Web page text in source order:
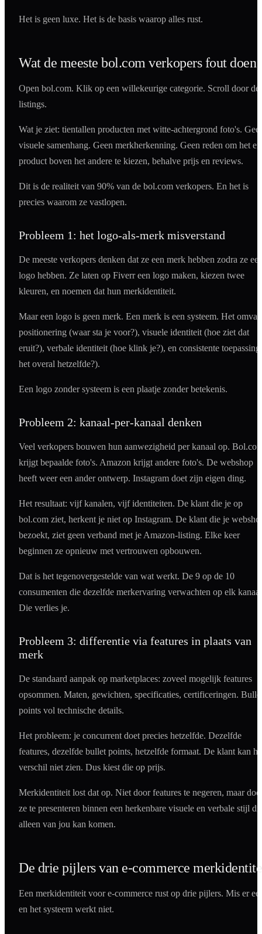
Het is geen luxe. Het is de basis waarop alles rust.
Wat de meeste bol.com verkopers fout doen
Open bol.com. Klik op een willekeurige categorie. Scroll door de
listings.
Wat je ziet: tientallen producten met witte-achtergrond foto's.
visuele samenhang. Geen merkherkenning. Geen reden om het
product boven het andere te kiezen, behalve prijs en reviews.
Dit is de realiteit van 90% van de bol.com verkopers. En het is
precies waarom ze vastlopen.
Probleem 1: het logo-als-merk misverstand
De meeste verkopers denken dat ze een merk hebben zodra ze
logo hebben. Ze laten op Fiverr een logo maken, kiezen twee
kleuren, en noemen dat hun merkidentiteit.
Maar een logo is geen merk. Een merk is een systeem. Het omvat
positionering (waar sta je voor?), visuele identiteit (hoe ziet dat
eruit?), verbale identiteit (hoe klink je?), en consistente
het overal hetzelfde?).
Een logo zonder systeem is een plaatje zonder betekenis.
Probleem 2: kanaal-per-kanaal denken
Veel verkopers bouwen hun aanwezigheid per kanaal op.
krijgt bepaalde foto's. Amazon krijgt andere foto's. De webshop
heeft weer een ander ontwerp. Instagram doet zijn eigen ding.
Het resultaat: vijf kanalen, vijf identiteiten. De klant die je op
bol.com ziet, herkent je niet op Instagram. De klant die je
bezoekt, ziet geen verband met je Amazon-listing. Elke keer
beginnen ze opnieuw met vertrouwen opbouwen.
Dat is het tegenovergestelde van wat werkt. De 9 op de 10
consumenten die dezelfde merkervaring verwachten op elk
Die verlies je.
Probleem 3: differentie via features in plaats van
merk
De standaard aanpak op marketplaces: zoveel mogelijk features
opsommen. Maten, gewichten, specificaties, certificeringen.
points vol technische details.
Het probleem: je concurrent doet precies hetzelfde. Dezelfde
features, dezelfde bullet points, hetzelfde formaat. De klant kan
verschil niet zien. Dus kiest die op prijs.
Merkidentiteit lost dat op. Niet door features te negeren, maar
ze te presenteren binnen een herkenbare visuele en verbale stijl
alleen van jou kan komen.
De drie pijlers van e-commerce
Een merkidentiteit voor e-commerce rust op drie pijlers. Mis er
en het systeem werkt niet.